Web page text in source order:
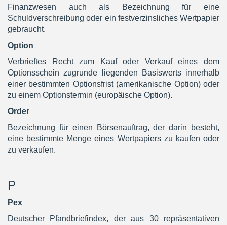
Finanzwesen auch als Bezeichnung für eine
Schuldverschreibung oder ein festverzinsliches Wertpapier
gebraucht.
Option
Verbrieftes Recht zum Kauf oder Verkauf eines dem
Optionsschein zugrunde liegenden Basiswerts innerhalb
einer bestimmten Optionsfrist (amerikanische Option) oder
zu einem Optionstermin (europäische Option).
Order
Bezeichnung für einen Börsenauftrag, der darin besteht,
eine bestimmte Menge eines Wertpapiers zu kaufen oder
zu verkaufen.
P
Pex
Deutscher Pfandbriefindex, der aus 30 repräsentativen